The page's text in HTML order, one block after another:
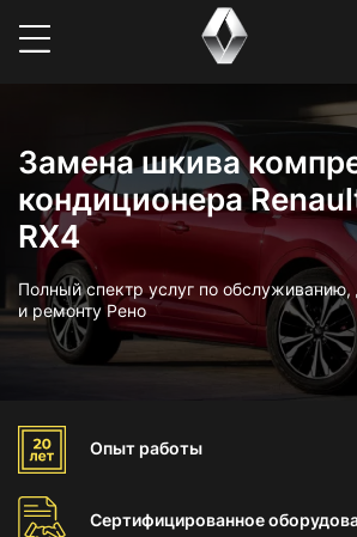
Замена шкива
кондиционера
RX4
Полный спектр услуг по обслуживанию,
и ремонту Рено
Опыт работы
Сертифицированное